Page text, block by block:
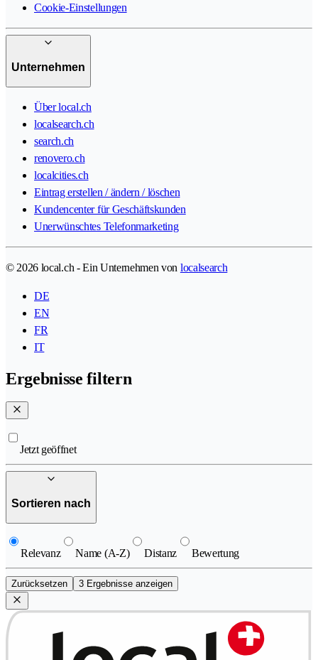
Cookie-Einstellungen
Unternehmen
Über local.ch
localsearch.ch
search.ch
renovero.ch
localcities.ch
Eintrag erstellen / ändern / löschen
Kundencenter für Geschäftskunden
Unerwünschtes Telefonmarketing
© 2026 local.ch - Ein Unternehmen von localsearch
DE
EN
FR
IT
Ergebnisse filtern
Jetzt geöffnet
Sortieren nach
Relevanz Name (A-Z) Distanz Bewertung
Zurücksetzen 3 Ergebnisse anzeigen